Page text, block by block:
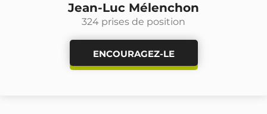
Jean-Luc Mélenchon
324 prises de position
ENCOURAGEZ-LE